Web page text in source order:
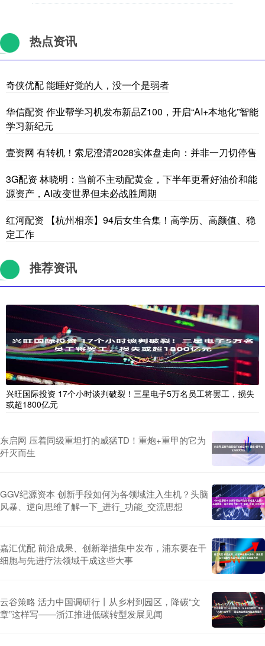
热点资讯
奇侠优配 能睡好觉的人，没一个是弱者
华信配资 作业帮学习机发布新品Z100，开启“AI+本地化”智能
学习新纪元
壹资网 有转机！索尼澄清2028实体盘走向：并非一刀切停售
3G配资 林晓明：当前不主动配黄金，下半年更看好油价和能
源资产，AI改变世界但未必战胜周期
红河配资 【杭州相亲】94后女生合集！高学历、高颜值、稳
定工作
推荐资讯
兴旺国际投资 17个小时谈判破裂！三星电子5万名员工将罢工，损失
或超1800亿元
东启网 压着同级重坦打的威猛TD！重炮+重甲的它为
歼灭而生
GGV纪源资本 创新手段如何为各领域注入生机？头脑
风暴、逆向思维了解一下_进行_功能_交流思想
嘉汇优配 前沿成果、创新举措集中发布，浦东要在干
细胞与先进疗法领域干成这些大事
云谷策略 活力中国调研行丨从乡村到园区，降碳“文
章”这样写——浙江推进低碳转型发展见闻